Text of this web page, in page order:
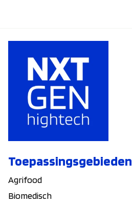
Toepassingsgebieden
Agrifood
Biomedisch